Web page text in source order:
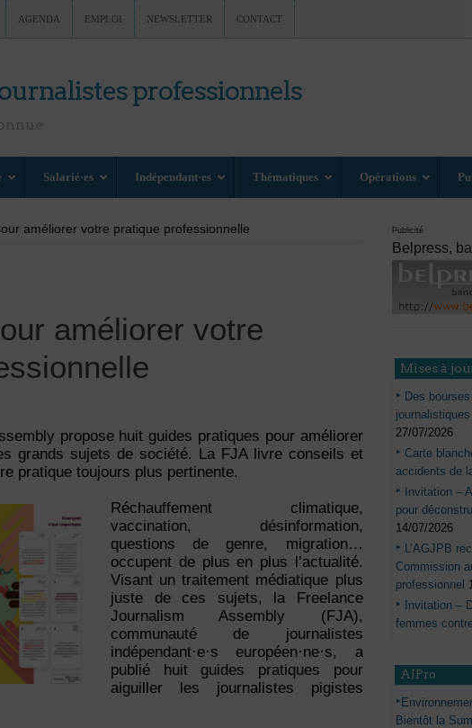
AGENDA EMPLOI NEWSLETTER CONTACT
professionnels
Salarié·es Indépendant·es Thématiques Opérations
améliorer votre pratique professionnelle
améliorer votre
propose huit guides pratiques pour améliorer
grands sujets de société. La FJA livre conseils et
pratique toujours plus pertinente.
Réchauffement climatique,
vaccination, désinformation,
questions de genre, migration…
occupent de plus en plus l’actualité.
Visant un traitement médiatique plus
juste de ces sujets, la Freelance
Journalism Assembly (FJA),
communauté de journalistes
indépendant·e·s européen·ne·s, a
publié huit guides pratiques pour
aiguiller les journalistes pigistes
Publicité
Belpress,
Mises à
Des
27/07/2026
Carte
accidents de
Invitation –
pour
14/07/2026
L’AGJPB
Commission
professionnel
Invitation –
femmes
AJPro
Bientôt la